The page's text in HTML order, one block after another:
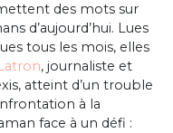
des mots sur
d’aujourd’hui. Lues
tous les mois, elles
, journaliste et
atteint d’un trouble
à la
face à un défi :